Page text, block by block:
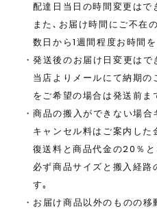
配達日当日の時間変更はで
また､お届け時間にご不在
数日から1週間程度お時間
・発送後のお届け日変更はで
当店よりメールにて納期
をご希望の場合は発送前ま
・商品の搬入ができない場
キャンセル料はご案内し
復送料と商品代金の20％と
必ず商品サイズと搬入経路
す｡
・お届け商品以外のものの